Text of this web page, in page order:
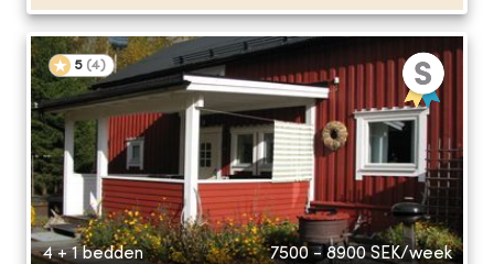
5 (4)
4 + 1 bedden 7500 - 8900 SEK/week